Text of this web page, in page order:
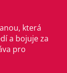
která
a bojuje za
pro